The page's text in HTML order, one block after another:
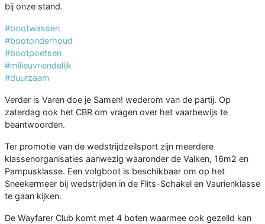
bij onze stand.
#bootwassen
#bootonderhoud
#bootpoetsen
#milieuvriendelijk
#duurzaam
Verder is Varen doe je Samen! wederom van de partij. Op
zaterdag ook het CBR om vragen over het vaarbewijs te
beantwoorden.
Ter promotie van de wedstrijdzeilsport zijn meerdere
klassenorganisaties aanwezig waaronder de Valken, 16m2 en
Pampusklasse. Een volgboot is beschikbaar om op het
Sneekermeer bij wedstrijden in de Flits-Schakel en Vaurienklasse
te gaan kijken.
De Wayfarer Club komt met 4 boten waarmee ook gezeild kan